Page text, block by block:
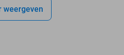
weergeven